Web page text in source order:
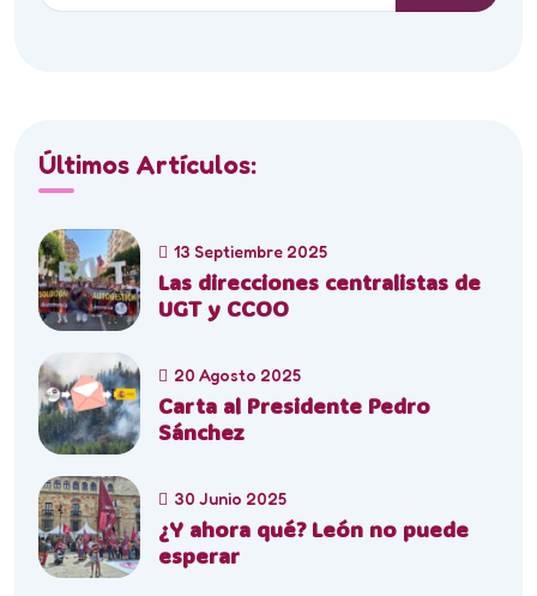
Últimos Artículos:
13 Septiembre 2025
Las direcciones centralistas de
UGT y CCOO
20 Agosto 2025
Carta al Presidente Pedro
Sánchez
30 Junio 2025
¿Y ahora qué? León no puede
esperar